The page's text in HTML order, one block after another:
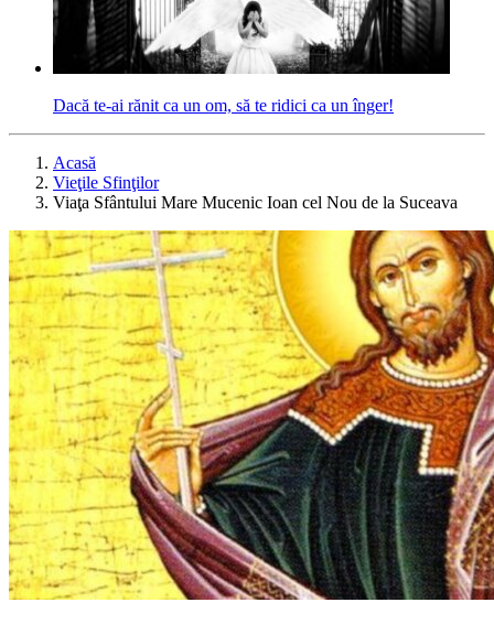
Dacă te-ai rănit ca un om, să te ridici ca un înger!
Acasă
Vieţile Sfinţilor
Viaţa Sfântului Mare Mucenic Ioan cel Nou de la Suceava